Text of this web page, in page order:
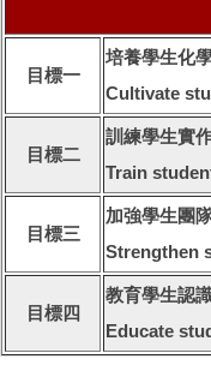
目標一
培養學生化
Cultivate
目標二
訓練學生實
Train
目標三
加強學生團
Strengthen
目標四
教育學生認
Educate